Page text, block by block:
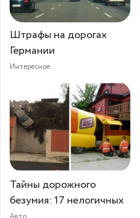
Штрафы на дорогах
Германии
Интересное
Тайны дорожного
безумия: 17 нелогичных